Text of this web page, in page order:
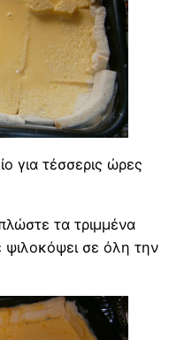
για τέσσερις ώρες
τα τριμμένα
ψιλοκόψει σε όλη την